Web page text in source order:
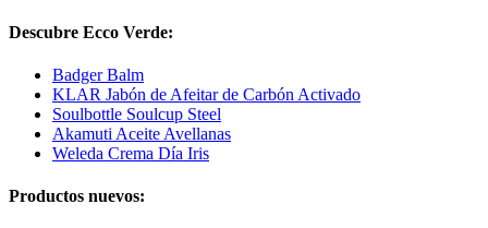
Descubre Ecco Verde:
Badger Balm
KLAR Jabón de Afeitar de Carbón Activado
Soulbottle Soulcup Steel
Akamuti Aceite Avellanas
Weleda Crema Día Iris
Productos nuevos: